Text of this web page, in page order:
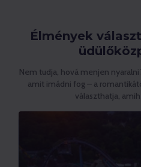
Élmények
Nem tudja, hová menjen
amit imádni fog – a
választhatja,